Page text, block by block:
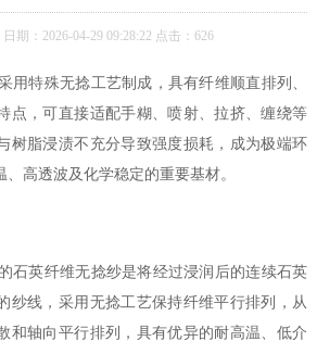
期：2026-04-29 09:28:22 点击：626
用特殊无捻工艺制成，具有纤维顺直排列、
点，可直接适配手糊、喷射、拉挤、缠绕等
树脂浸渍不充分导致强度损耗，成为极端环
高透波及化学稳定的重要基材。
石英纤维无捻纱是将经过浸润后的连续石英
纱线，采用无捻工艺保持纤维平行排列，从
和轴向平行排列，具有优异的耐高温、低介